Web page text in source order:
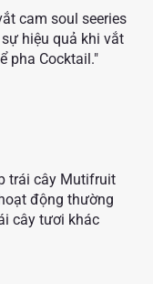
cam soul seeries
hiệu quả khi vắt
pha Cocktail."
trái cây Mutifruit
động thường
cây tươi khác